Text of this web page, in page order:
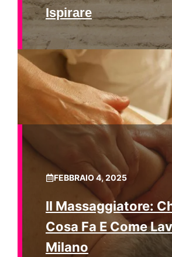
Ispirare
FEBBRAIO 4, 2025
Il Massaggiatore:
Cosa Fa E Come
Milano